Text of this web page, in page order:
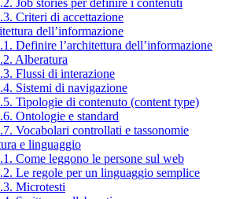
Criteri di accettazione
dell’informazione
Definire l’architettura dell’informazione
Alberatura
Flussi di interazione
Sistemi di navigazione
Tipologie di contenuto (content type)
Ontologie e standard
Vocabolari controllati e tassonomie
e linguaggio
Come leggono le persone sul web
Le regole per un linguaggio semplice
Microtesti